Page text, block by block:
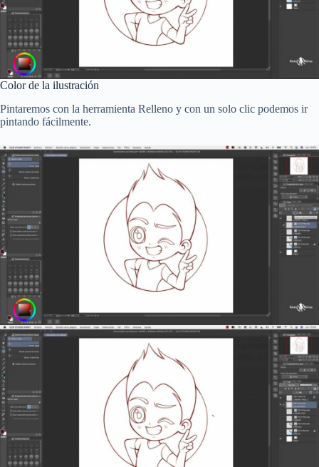
Color de la ilustración
Pintaremos con la herramienta Relleno y con un solo clic podemos ir
pintando fácilmente.